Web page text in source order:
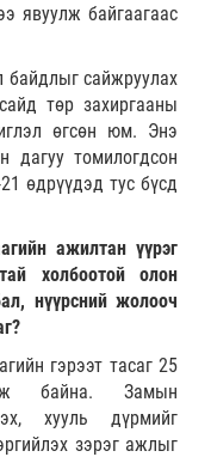
явуулж байгаагаас
байдлыг сайжруулах
төр захиргааны
өгсөн юм. Энэ
дагуу томилогдсон
өдрүүдэд тус бүсд
ажилтан үүрэг
холбоотой олон
нүүрсний жолооч
гэрээт тасаг 25
байна. Замын
хууль дүрмийг
зэрэг ажлыг